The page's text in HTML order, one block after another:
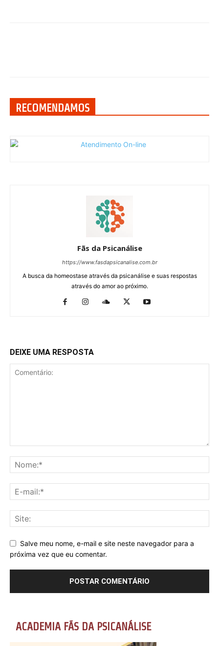
RECOMENDAMOS
Fãs da Psicanálise
https://www.fasdapsicanalise.com.br
A busca da homeostase através da psicanálise e suas respostas
através do amor ao próximo.
DEIXE UMA RESPOSTA
Salve meu nome, e-mail e site neste navegador para a
próxima vez que eu comentar.
ACADEMIA FÃS DA PSICANÁLISE